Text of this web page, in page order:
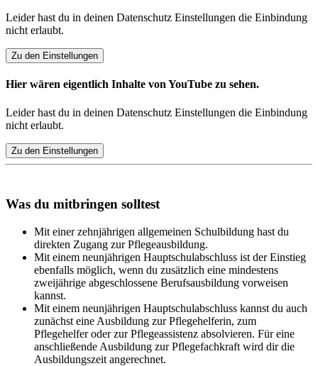
Leider hast du in deinen Datenschutz Einstellungen die Einbindung
nicht erlaubt.
Zu den Einstellungen
Hier wären eigentlich Inhalte von YouTube zu sehen.
Leider hast du in deinen Datenschutz Einstellungen die Einbindung
nicht erlaubt.
Zu den Einstellungen
Was du mitbringen solltest
Mit einer zehnjährigen allgemeinen Schulbildung hast du
direkten Zugang zur Pflegeausbildung.
Mit einem neunjährigen Hauptschulabschluss ist der Einstieg
ebenfalls möglich, wenn du zusätzlich eine mindestens
zweijährige abgeschlossene Berufsausbildung vorweisen
kannst.
Mit einem neunjährigen Hauptschulabschluss kannst du auch
zunächst eine Ausbildung zur Pflegehelferin, zum
Pflegehelfer oder zur Pflegeassistenz absolvieren. Für eine
anschließende Ausbildung zur Pflegefachkraft wird dir die
Ausbildungszeit angerechnet.